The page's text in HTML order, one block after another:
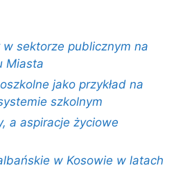
sektorze publicznym na
Miasta
jako przykład na
szkolnym
a aspiracje życiowe
w Kosowie w latach